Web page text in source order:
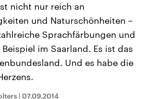
Anhalt
am 6.
neuen
wird das
Koalition aus
regiert.-
USA
Aktuelle Beiträge,
Hintergründe
Wirtschaftlich und
gehören die Vereinigten
den mächtigsten Ländern
nicht nur reich an
und Naturschönheiten –
Sprachfärbungen und
im Saarland. Es ist das
Und es habe die
| 07.09.2014